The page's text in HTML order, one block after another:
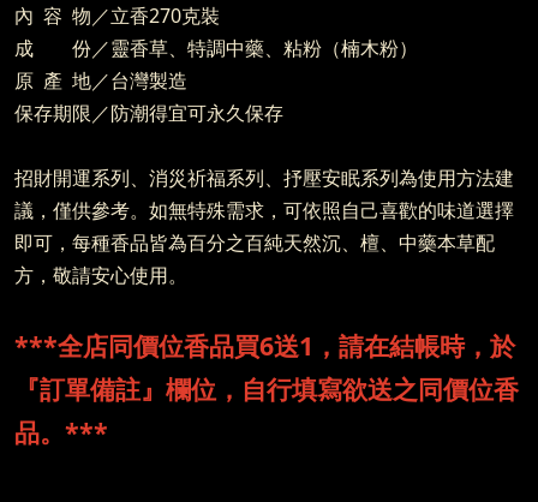
內 容 物／立香270克裝
成 份／靈香草、特調中藥、粘粉（楠木粉）
原 產 地／台灣製造
保存期限／防潮得宜可永久保存
招財開運系列、消災祈福系列、抒壓安眠系列為使用方法建
議，僅供參考。如無特殊需求，可依照自己喜歡的味道選擇
即可，每種香品皆為百分之百純天然沉、檀、中藥本草配
方，敬請安心使用。
***全店同價位香品買6送1，請在結帳時，於
『訂單備註』欄位，自行填寫欲送之同價位香
品。***